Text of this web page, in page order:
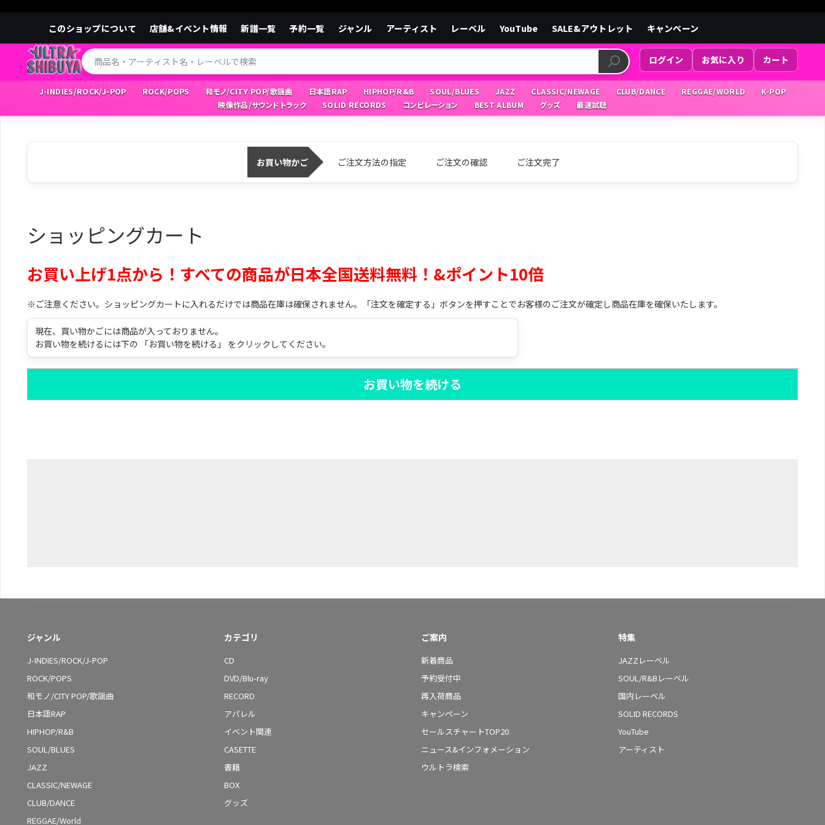
このショップについて 店舗&イベント情報 新譜一覧 予約一覧 ジャンル アーティスト レーベル YouTube SALE&アウトレット キャンペーン
ログイン お気に入り カート
J-INDIES/ROCK/J-POP ROCK/POPS 和モノ/CITY POP/歌謡曲 日本語RAP HIPHOP/R&B SOUL/BLUES JAZZ CLASSIC/NEWAGE CLUB/DANCE REGGAE/WORLD
K-POP
映像作品/サウンドトラック
SOLID RECORDS コンピレーション BEST ALBUM グッズ 最速試聴
お買い物かご ご注文方法の指定 ご注文の確認 ご注文完了
ショッピングカート
お買い上げ1点から！すべての商品が日本全国送料無料！&ポイント10倍
※ご注意ください。ショッピングカートに入れるだけでは商品在庫は確保されません。「注文を確定する」ボタンを押すことでお客様のご注文が確定し商品在庫を確保いたします。
現在、買い物かごには商品が入っておりません。
お買い物を続けるには下の 「お買い物を続ける」 をクリックしてください。
お買い物を続ける
ジャンル
J-INDIES/ROCK/J-POP
ROCK/POPS
和モノ/CITY POP/歌謡曲
日本語RAP
HIPHOP/R&B
SOUL/BLUES
JAZZ
CLASSIC/NEWAGE
CLUB/DANCE
REGGAE/World
カテゴリ
CD
DVD/Blu-ray
RECORD
アパレル
イベント関連
CASETTE
書籍
BOX
グッズ
ご案内
新着商品
予約受付中
再入荷商品
キャンペーン
セールスチャートTOP20
ニュース&インフォメーション
ウルトラ検索
特集
JAZZレーベル
SOUL/R&Bレーベル
国内レーベル
SOLID RECORDS
YouTube
アーティスト